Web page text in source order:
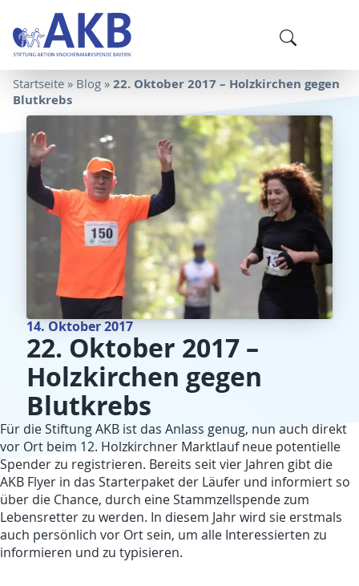
Startseite » Blog »22. Oktober 2017 – Holzkirchen gegen
Blutkrebs
14. Oktober 2017
22. Oktober 2017 –
Holzkirchen gegen
Blutkrebs
Für die Stiftung AKB ist das Anlass genug, nun auch direkt
vor Ort beim 12. Holzkirchner Marktlauf neue potentielle
Spender zu registrieren. Bereits seit vier Jahren gibt die
AKB Flyer in das Starterpaket der Läufer und informiert so
über die Chance, durch eine Stammzellspende zum
Lebensretter zu werden. In diesem Jahr wird sie erstmals
auch persönlich vor Ort sein, um alle Interessierten zu
informieren und zu typisieren.